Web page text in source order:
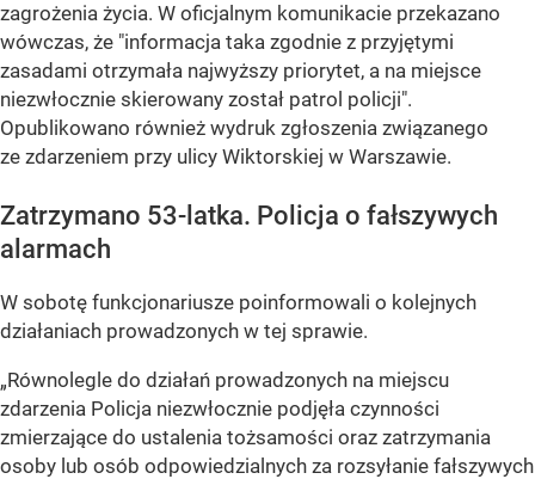
zagrożenia życia. W oficjalnym komunikacie przekazano
wówczas, że "informacja taka zgodnie z przyjętymi
zasadami otrzymała najwyższy priorytet, a na miejsce
niezwłocznie skierowany został patrol policji".
Opublikowano również wydruk zgłoszenia związanego
ze zdarzeniem przy ulicy Wiktorskiej w Warszawie.
Zatrzymano 53-latka. Policja o fałszywych
alarmach
W sobotę funkcjonariusze poinformowali o kolejnych
działaniach prowadzonych w tej sprawie.
„Równolegle do działań prowadzonych na miejscu
zdarzenia Policja niezwłocznie podjęła czynności
zmierzające do ustalenia tożsamości oraz zatrzymania
osoby lub osób odpowiedzialnych za rozsyłanie fałszywych